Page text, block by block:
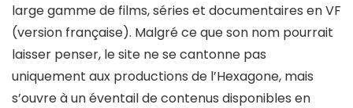
large gamme de films, séries et documentaires en VF
(version française). Malgré ce que son nom pourrait
laisser penser, le site ne se cantonne pas
uniquement aux productions de l’Hexagone, mais
s’ouvre à un éventail de contenus disponibles en